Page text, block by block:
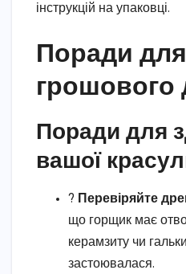
інструкцій на упаковці.
Поради
грошового
Поради для
вашої
? Перевіряйте
що горщик має
керамзиту чи
застоювалася.